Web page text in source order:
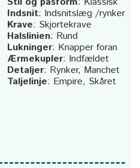
Indsnit: Indsnitslæg /rynker
Krave: Skjortekrave
Halslinien: Rund
Lukninger: Knapper foran
Ærmekupler: Indfældet
Detaljer: Rynker, Manchet
Taljelinje: Empire, Skåret